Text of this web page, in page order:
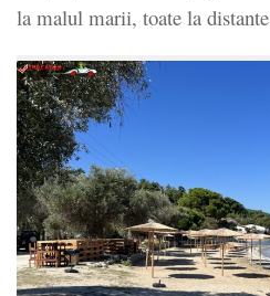
la malul marii, toate la